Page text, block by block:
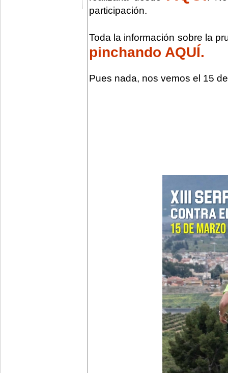
participación.
Toda la información sobre la
pinchando AQUÍ.
Pues nada, nos vemos el 15